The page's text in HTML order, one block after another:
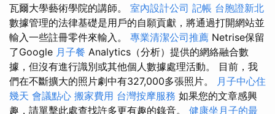
瓦爾大學藝術學院的講師。 室內設計公司 記帳 台胞證新北
數據管理的法律基礎是用戶的自願貢獻，將通過打開網站並
輸入一些註冊零件來輸入。 專業清潔公司推薦 Netrise保留
了Google 月子餐 Analytics（分析）提供的網絡融合數
據，但沒有進行識別或其他個人數據處理活動。 目前，我
們在不斷擴大的照片劇中有327,000多張照片。
月子中心住
幾天 會議點心 搬家費用 台灣按摩服務 如果您的文章感興
趣，請單擊此處查找許多更有趣的錄音。 健康坐月子的最